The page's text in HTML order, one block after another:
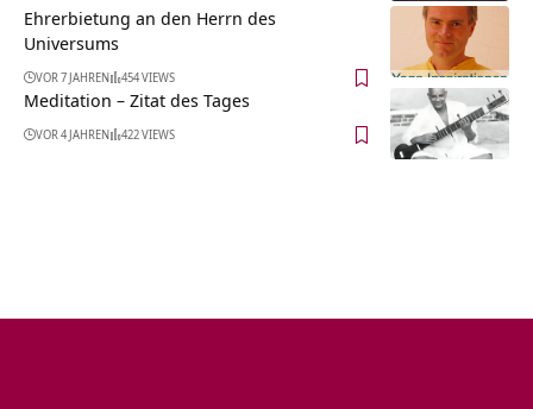
Ehrerbietung an den Herrn des
Universums
VOR 7 JAHREN 454 VIEWS
Meditation – Zitat des Tages
VOR 4 JAHREN 422 VIEWS